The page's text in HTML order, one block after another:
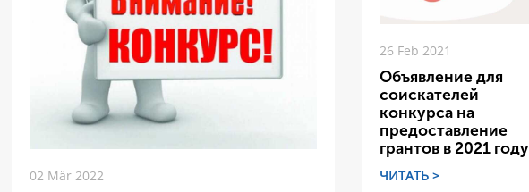
02 Mär 2022
26 Feb 2021
Объявление для
соискателей
конкурса на
предоставление
грантов в 2021 году
ЧИТАТЬ >